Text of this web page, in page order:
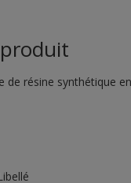
de résine synthétique